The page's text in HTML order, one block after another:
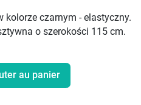
kolorze czarnym - elastyczny.
o szerokości 115 cm.
au panier